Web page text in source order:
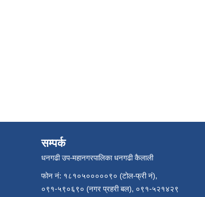
सम्पर्क
धनगढी उप-महानगरपालिका धनगढी कैलाली
फोन नं: १८१०५०००००९० (टोल-फ्री नं),
०९१-५९०६९० (नगर प्रहरी बल), ०९१-५२१४२९